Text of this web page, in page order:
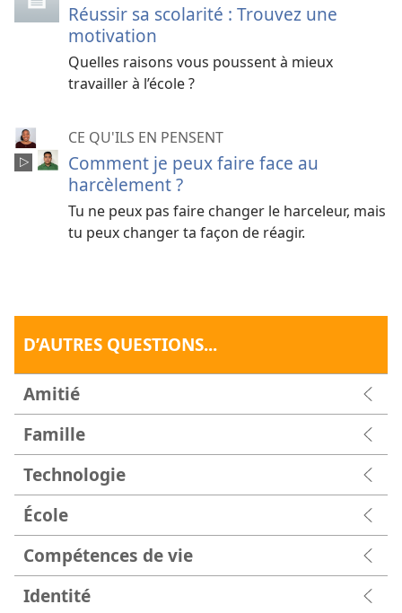
Réussir sa scolarité : Trouvez une
motivation
Quelles raisons vous poussent à mieux
travailler à l’école ?
CE QU'ILS EN PENSENT
Comment je peux faire face au
harcèlement ?
Tu ne peux pas faire changer le harceleur, mais
tu peux changer ta façon de réagir.
D’AUTRES QUESTIONS...
Amitié
Famille
Technologie
École
Compétences de vie
Identité